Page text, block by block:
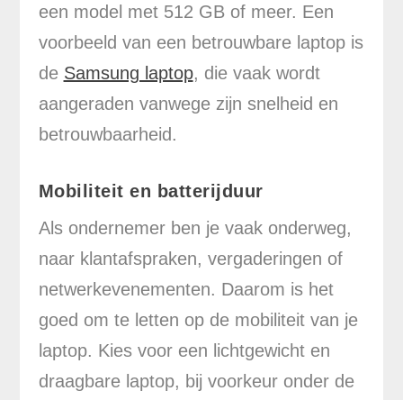
een model met 512 GB of meer. Een
voorbeeld van een betrouwbare laptop is
de Samsung laptop, die vaak wordt
aangeraden vanwege zijn snelheid en
betrouwbaarheid.
Mobiliteit en batterijduur
Als ondernemer ben je vaak onderweg,
naar klantafspraken, vergaderingen of
netwerkevenementen. Daarom is het
goed om te letten op de mobiliteit van je
laptop. Kies voor een lichtgewicht en
draagbare laptop, bij voorkeur onder de